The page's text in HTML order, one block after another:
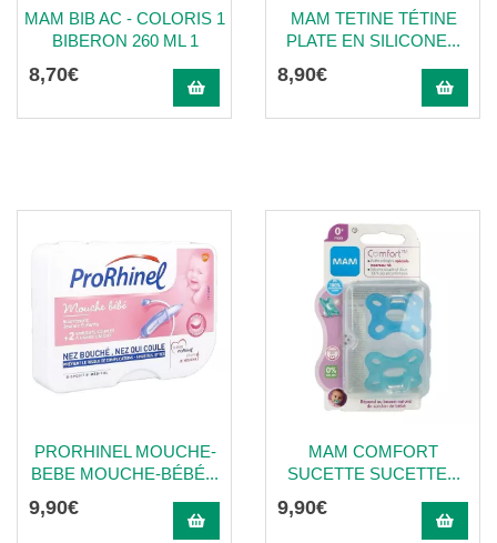
MAM BIB AC - COLORIS 1
BIBERON 260 ML 1
8,70€
MAM TETINE TÉTINE
PLATE EN SILICONE...
8,90€
PRORHINEL MOUCHE-
BEBE MOUCHE-BÉBÉ...
9,90€
MAM COMFORT
SUCETTE SUCETTE...
9,90€